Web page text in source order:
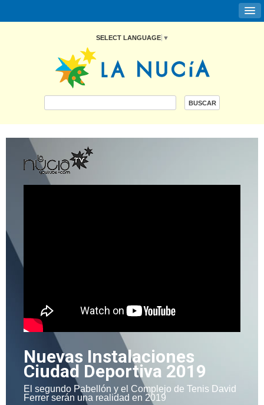
SELECT LANGUAGE ▼
Nuevas Instalaciones
Ciudad Deportiva 2019
El segundo Pabellón y el Complejo de Tenis David
Ferrer serán una realidad en 2019